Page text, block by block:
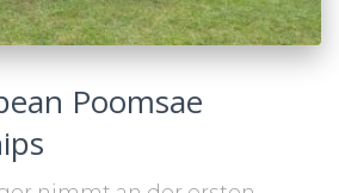
Poomsae